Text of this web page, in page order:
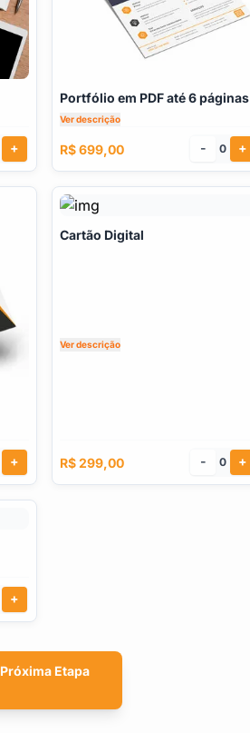
+
Portfólio em PDF até 6 páginas
Ver descrição
R$ 699,00 - 0 +
+
Cartão Digital
Ver descrição
R$ 299,00 - 0 +
+
Próxima Etapa